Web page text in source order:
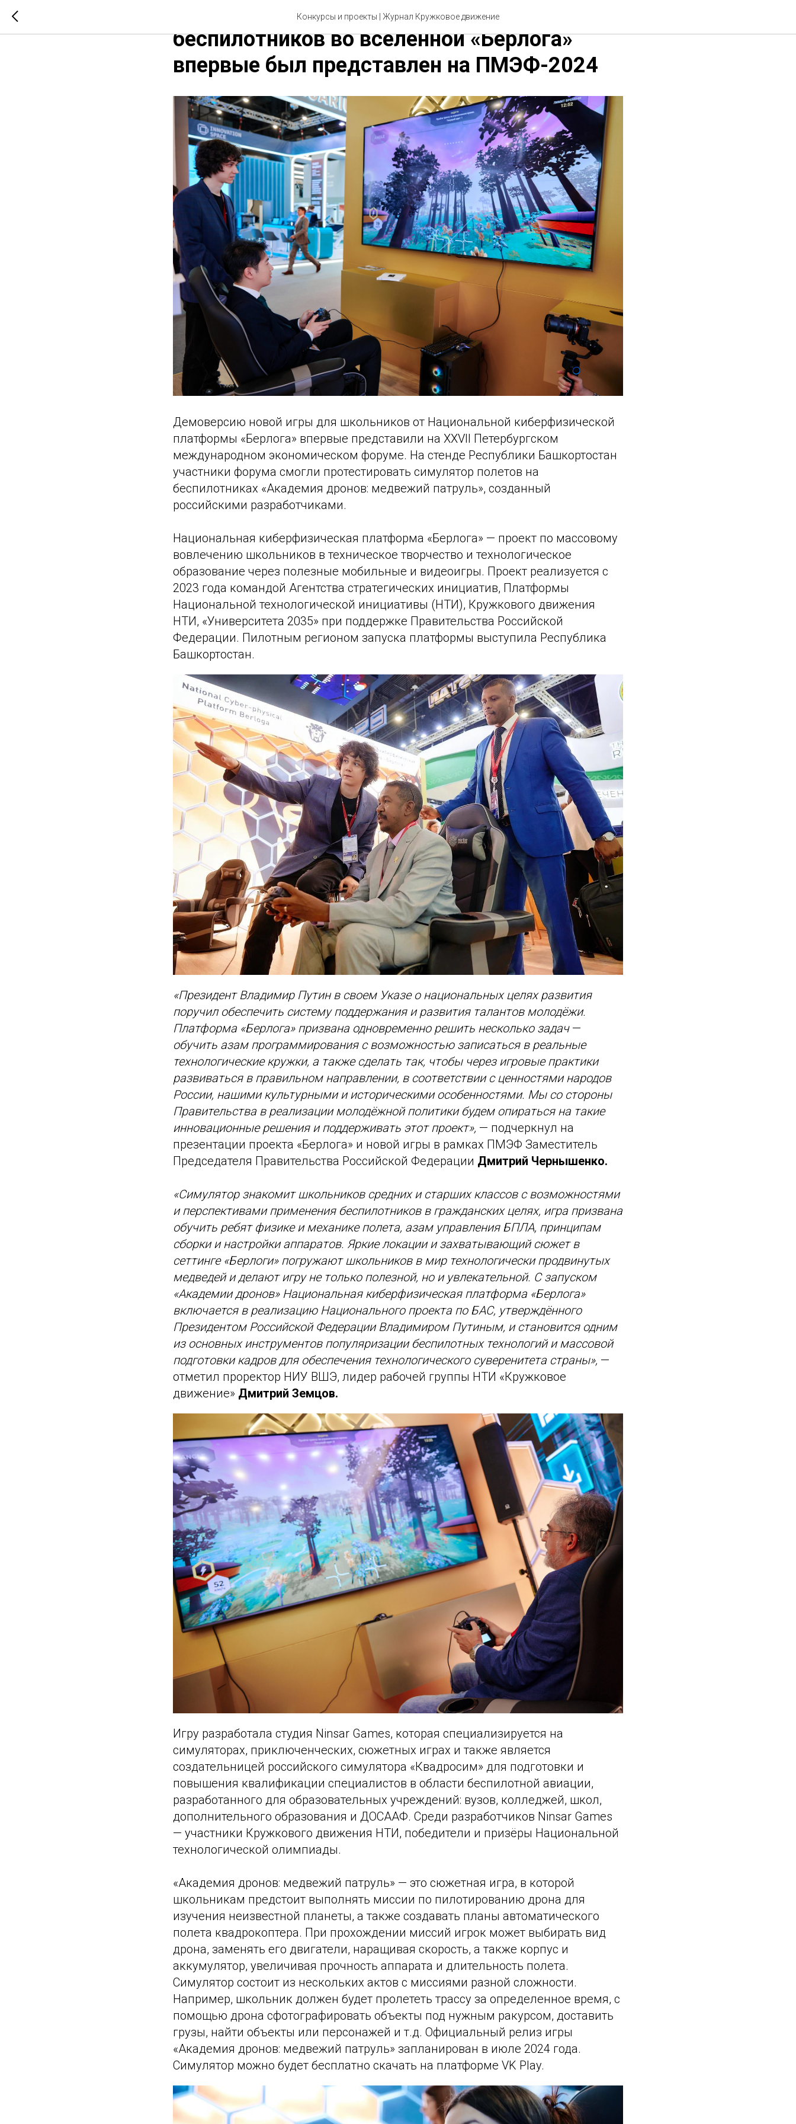
Конкурсы и проекты | Журнал Кружковое движение
«Академия дронов»: новый симулятор
беспилотников во вселенной «Берлога»
впервые был представлен на ПМЭФ-2024
Демоверсию новой игры для школьников от Национальной киберфизической
платформы «Берлога» впервые представили на XXVII Петербургском
международном экономическом форуме. На стенде Республики Башкортостан
участники форума смогли протестировать симулятор полетов на
беспилотниках «Академия дронов: медвежий патруль», созданный
российскими разработчиками.
Национальная киберфизическая платформа «Берлога» — проект по массовому
вовлечению школьников в техническое творчество и технологическое
образование через полезные мобильные и видеоигры. Проект реализуется с
2023 года командой Агентства стратегических инициатив, Платформы
Национальной технологической инициативы (НТИ), Кружкового движения
НТИ, «Университета 2035» при поддержке Правительства Российской
Федерации. Пилотным регионом запуска платформы выступила Республика
Башкортостан.
«Президент Владимир Путин в своем Указе о национальных целях развития
поручил обеспечить систему поддержания и развития талантов молодёжи.
Платформа «Берлога» призвана одновременно решить несколько задач —
обучить азам программирования с возможностью записаться в реальные
технологические кружки, а также сделать так, чтобы через игровые практики
развиваться в правильном направлении, в соответствии с ценностями народов
России, нашими культурными и историческими особенностями. Мы со стороны
Правительства в реализации молодёжной политики будем опираться на такие
инновационные решения и поддерживать этот проект», — подчеркнул на
презентации проекта «Берлога» и новой игры в рамках ПМЭФ Заместитель
Председателя Правительства Российской Федерации Дмитрий Чернышенко.
«Симулятор знакомит школьников средних и старших классов с возможностями
и перспективами применения беспилотников в гражданских целях, игра призвана
обучить ребят физике и механике полета, азам управления БПЛА, принципам
сборки и настройки аппаратов. Яркие локации и захватывающий сюжет в
сеттинге «Берлоги» погружают школьников в мир технологически продвинутых
медведей и делают игру не только полезной, но и увлекательной. С запуском
«Академии дронов» Национальная киберфизическая платформа «Берлога»
включается в реализацию Национального проекта по БАС, утверждённого
Президентом Российской Федерации Владимиром Путиным, и становится одним
из основных инструментов популяризации беспилотных технологий и массовой
подготовки кадров для обеспечения технологического суверенитета страны», —
отметил проректор НИУ ВШЭ, лидер рабочей группы НТИ «Кружковое
движение» Дмитрий Земцов.
Игру разработала студия Ninsar Games, которая специализируется на
симуляторах, приключенческих, сюжетных играх и также является
создательницей российского симулятора «Квадросим» для подготовки и
повышения квалификации специалистов в области беспилотной авиации,
разработанного для образовательных учреждений: вузов, колледжей, школ,
дополнительного образования и ДОСААФ. Среди разработчиков Ninsar Games
— участники Кружкового движения НТИ, победители и призёры Национальной
технологической олимпиады.
«Академия дронов: медвежий патруль» — это сюжетная игра, в которой
школьникам предстоит выполнять миссии по пилотированию дрона для
изучения неизвестной планеты, а также создавать планы автоматического
полета квадрокоптера. При прохождении миссий игрок может выбирать вид
дрона, заменять его двигатели, наращивая скорость, а также корпус и
аккумулятор, увеличивая прочность аппарата и длительность полета.
Симулятор состоит из нескольких актов с миссиями разной сложности.
Например, школьник должен будет пролететь трассу за определенное время, с
помощью дрона сфотографировать объекты под нужным ракурсом, доставить
грузы, найти объекты или персонажей и т.д. Официальный релиз игры
«Академия дронов: медвежий патруль» запланирован в июле 2024 года.
Симулятор можно будет бесплатно скачать на платформе VK Play.